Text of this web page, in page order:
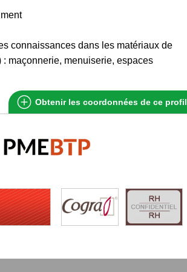
connaissances dans les matériaux de
maçonnerie, menuiserie, espaces
Obtenir les coordonnées de ce profil